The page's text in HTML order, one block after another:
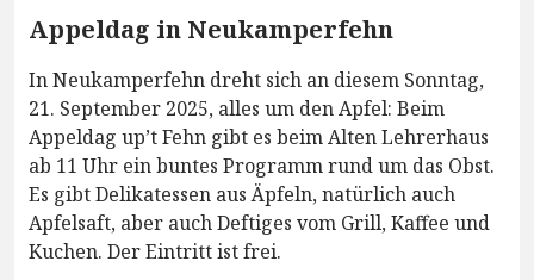
Appeldag in Neukamperfehn
In Neukamperfehn dreht sich an diesem Sonntag,
21. September 2025, alles um den Apfel: Beim
Appeldag up’t Fehn gibt es beim Alten Lehrerhaus
ab 11 Uhr ein buntes Programm rund um das Obst.
Es gibt Delikatessen aus Äpfeln, natürlich auch
Apfelsaft, aber auch Deftiges vom Grill, Kaffee und
Kuchen. Der Eintritt ist frei.